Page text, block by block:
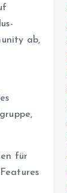
ab,
für